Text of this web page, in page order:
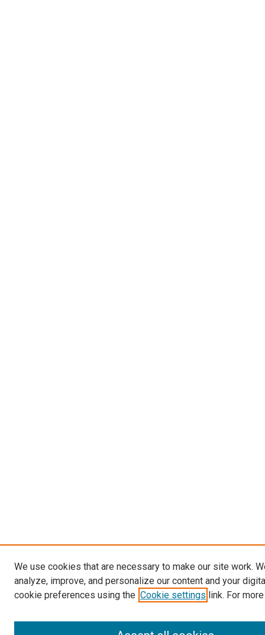
We use cookies that are necessary to make our site work.
analyze, improve, and personalize our content and your
cookie preferences using the Cookie settings link. For